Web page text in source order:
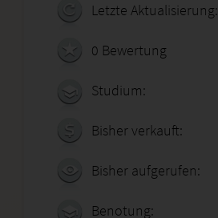
Letzte Aktualisierung:
0 Bewertung
Studium:
Bisher verkauft:
Bisher aufgerufen:
Benotung: